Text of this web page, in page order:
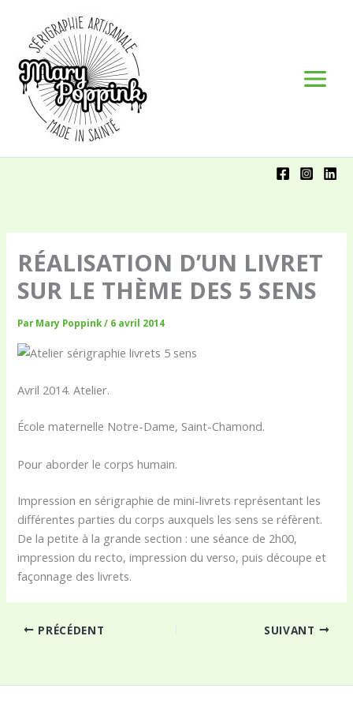
contenu
RÉALISATION D’UN LIVRET
SUR LE THÈME DES 5 SENS
ParMary Poppink/ 6 avril 2014
Avril 2014. Atelier.
École maternelle Notre-Dame, Saint-Chamond.
Pour aborder le corps humain.
Impression en sérigraphie de mini-livrets représentant les
différentes parties du corps auxquels les sens se réfèrent.
De la petite à la grande section : une séance de 2h00,
impression du recto, impression du verso, puis découpe et
façonnage des livrets.
PRÉCÉDENT SUIVANT